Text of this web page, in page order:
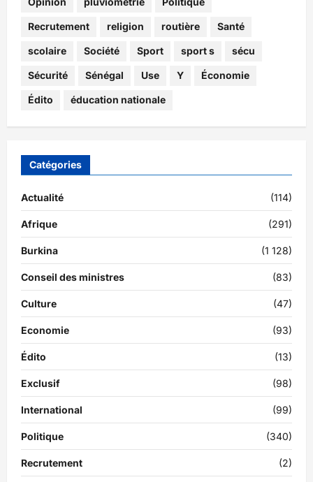
Recrutement religion routière Santé
scolaire Société Sport sport s sécu
Sécurité Sénégal Use Y Économie
Édito éducation nationale
Catégories
Actualité (114)
Afrique (291)
Burkina (1 128)
Conseil des ministres (83)
Culture (47)
Economie (93)
Édito (13)
Exclusif (98)
International (99)
Politique (340)
Recrutement (2)